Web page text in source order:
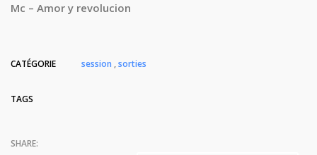
Mc – Amor y revolucion
CATÉGORIE session ,sorties
TAGS